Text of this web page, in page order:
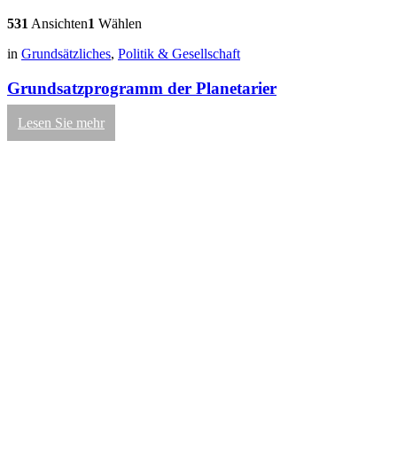
531Ansichten1 Wählen
in Grundsätzliches, Politik & Gesellschaft
Grundsatzprogramm der Planetarier
Lesen Sie mehr